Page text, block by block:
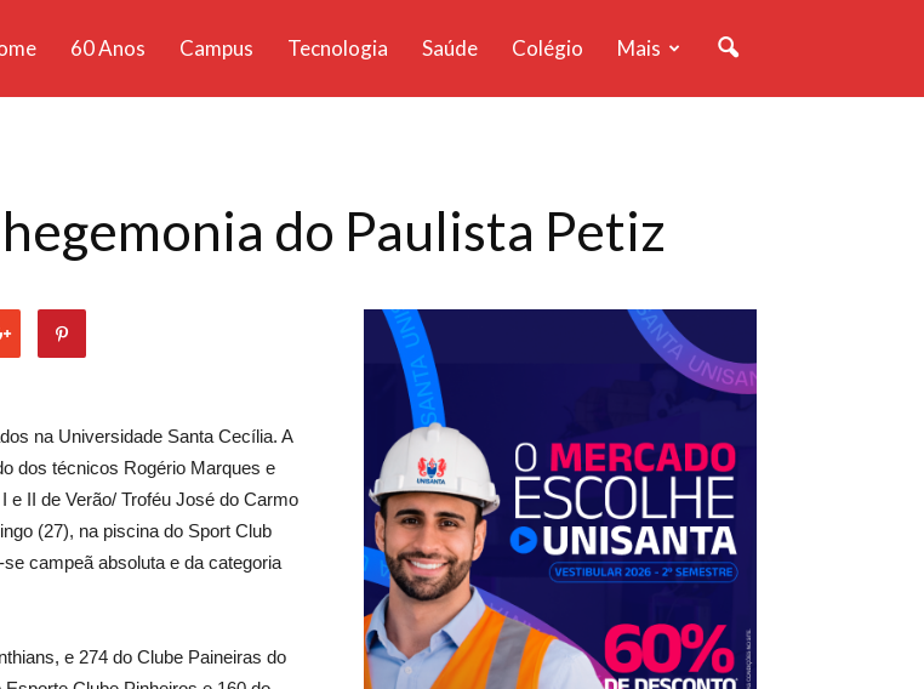
60 Anos Campus Tecnologia Saúde Colégio Mais
do Paulista Petiz
na Universidade Santa Cecília. A
dos técnicos Rogério Marques e
e II de Verão/ Troféu José do Carmo
(27), na piscina do Sport Club
campeã absoluta e da categoria
e 274 do Clube Paineiras do